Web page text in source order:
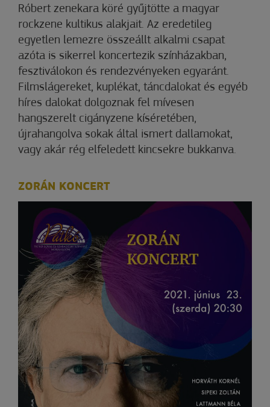
Róbert zenekara köré gyűjtötte a magyar
rockzene kultikus alakjait. Az eredetileg
egyetlen lemezre összeállt alkalmi csapat
azóta is sikerrel koncertezik színházakban,
fesztiválokon és rendezvényeken egyaránt.
Filmslágereket, kuplékat, táncdalokat és egyéb
híres dalokat dolgoznak fel mívesen
hangszerelt cigányzene kíséretében,
újrahangolva sokak által ismert dallamokat,
vagy akár rég elfeledett kincsekre bukkanva.
ZORÁN KONCERT